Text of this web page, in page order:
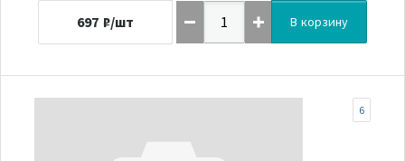
697 ₽/шт В корзину
6